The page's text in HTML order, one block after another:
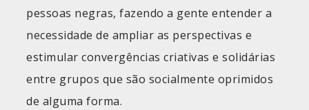
pessoas negras, fazendo a gente entender a
necessidade de ampliar as perspectivas e
estimular convergências criativas e solidárias
entre grupos que são socialmente oprimidos
de alguma forma.